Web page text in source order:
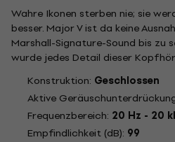
Wahre Ikonen sterben nie; sie
besser. Major V ist da keine
Marshall-Signature-Sound bis zu
wurde jedes Detail dieser
und verfeinert. Mit über 100
Kombination mit einem robusten
Konstruktion: Geschlossen
Aktive
Frequenzbereich: 20 Hz - 20
Empfindlichkeit (dB): 99